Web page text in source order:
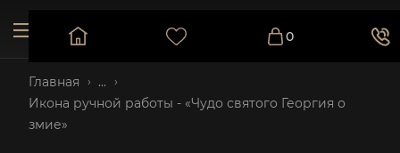
0
Главная
...
Икона ручной работы - «Чудо святого Георгия о
змие»